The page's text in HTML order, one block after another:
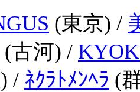
(東京) /
(古河) /
/ ﾈｸﾗﾄﾒﾝﾍﾗ (